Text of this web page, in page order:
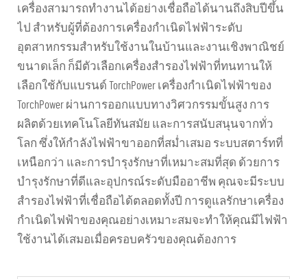
เครื่องสามารถทำงานได้อย่างเชื่อถือได้นานถึงสิบปีขึ้น
ไป สำหรับผู้ที่ต้องการเครื่องกำเนิดไฟฟ้าระดับ
อุตสาหกรรมสำหรับใช้งานในบ้านและงานเชิงพาณิชย์
ขนาดเล็ก ก็มีตัวเลือกเครื่องสำรองไฟฟ้าที่ทนทานให้
เลือกใช้กับแบรนด์ TorchPower เครื่องกำเนิดไฟฟ้าของ
TorchPower ผ่านการออกแบบทางวิศวกรรมขั้นสูง การ
ผลิตด้วยเทคโนโลยีทันสมัย และการสนับสนุนจากทั่ว
โลก ซึ่งให้กำลังไฟฟ้าขาออกที่สม่ำเสมอ ระบบสตาร์ทที่
เหนือกว่า และการบำรุงรักษาที่เหมาะสมที่สุด ด้วยการ
บำรุงรักษาที่ดีและอุปกรณ์ระดับมืออาชีพ คุณจะมีระบบ
สำรองไฟฟ้าที่เชื่อถือได้ตลอดทั้งปี การดูแลรักษาเครื่อง
กำเนิดไฟฟ้าของคุณอย่างเหมาะสมจะทำให้คุณมีไฟฟ้า
ใช้งานได้เสมอเมื่อครอบครัวของคุณต้องการ